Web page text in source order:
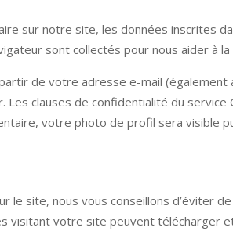
sur notre site, les données inscrites
sont collectés pour nous aider à
de votre adresse e-mail
Les clauses de confidentialité du
votre photo de profil sera visible
le site, nous vous conseillons d’éviter
visitant votre site peuvent télécharger